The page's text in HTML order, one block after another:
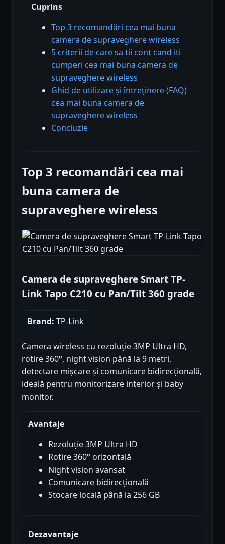
Cuprins
Top 3 recomandări cea mai buna
camera de supraveghere wireless
5 criterii de care sa tii cont cand iti
cumperi cea mai buna camera de
supraveghere wireless
Ghid de utilizare și întreținere (FAQ)
cea mai buna camera de
supraveghere wireless
Concluzie
Top 3 recomandări cea mai
buna camera de
supraveghere wireless
Camera de supraveghere Smart TP-
Link Tapo C210 cu Pan/Tilt 360 grade
Brand: TP-Link
Camera wireless cu rezoluție 3MP Ultra HD,
rotire 360°, night vision până la 9 metri,
detectare mișcare și comunicare bidirecțională,
ideală pentru monitorizare interior și baby
monitor.
Avantaje
Rezoluție 3MP Ultra HD
Rotire 360° orizontală
Night vision avansat
Comunicare bidirecțională
Stocare locală până la 256 GB
Dezavantaje